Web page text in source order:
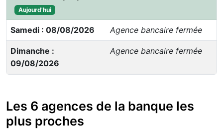
Aujourd'hui
Samedi : 08/08/2026 Agence bancaire fermée
Dimanche :
09/08/2026
Agence bancaire fermée
Les 6 agences de la banque les
plus proches